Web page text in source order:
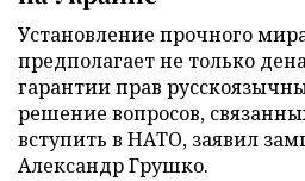
Установление прочного
предполагает не только
гарантии прав
решение вопросов,
вступить в НАТО, заявил
Александр Грушко.